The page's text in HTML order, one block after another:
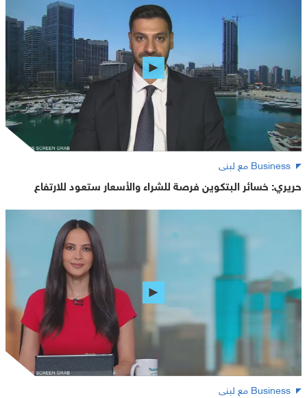
Business مع لبنى
حريري: خسائر البتكوين فرصة للشراء والأسعار ستعود للارتفاع
Business مع لبنى